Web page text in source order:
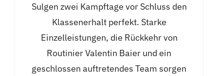
Sulgen zwei Kampftage vor Schluss den
Klassenerhalt perfekt. Starke
Einzelleistungen, die Rückkehr von
Routinier Valentin Baier und ein
geschlossen auftretendes Team sorgen